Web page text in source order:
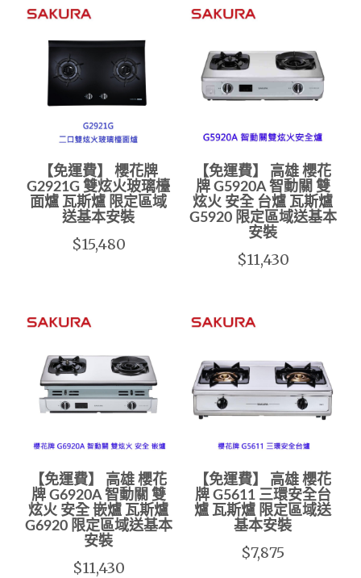
【免運費】 櫻花牌
G2921G 雙炫火玻璃檯
面爐 瓦斯爐 限定區域
送基本安裝
$15,480
【免運費】 高雄 櫻花
牌 G5920A 智動關 雙
炫火 安全 台爐 瓦斯爐
G5920 限定區域送基本
安裝
$11,430
【免運費】 高雄 櫻花
牌 G6920A 智動關 雙
炫火 安全 嵌爐 瓦斯爐
G6920 限定區域送基本
安裝
$11,430
【免運費】 高雄 櫻花
牌 G5611 三環安全台
爐 瓦斯爐 限定區域送
基本安裝
$7,875